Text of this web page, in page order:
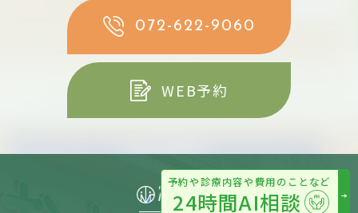
072-622-9060
WEB予約
予約や診療内容や費用のことなど
24時間AI相談